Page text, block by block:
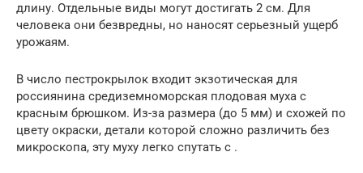
длину. Отдельные виды могут достигать 2 см. Для
человека они безвредны, но наносят серьезный ущерб
урожаям.
В число пестрокрылок входит экзотическая для
россиянина средиземноморская плодовая муха с
красным брюшком. Из-за размера (до 5 мм) и схожей по
цвету окраски, детали которой сложно различить без
микроскопа, эту муху легко спутать с .